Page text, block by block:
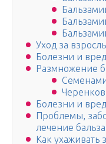
Уход за
Болезни и
Размножение
Болезни и
Проблемы,
лечение
Как ухаживать